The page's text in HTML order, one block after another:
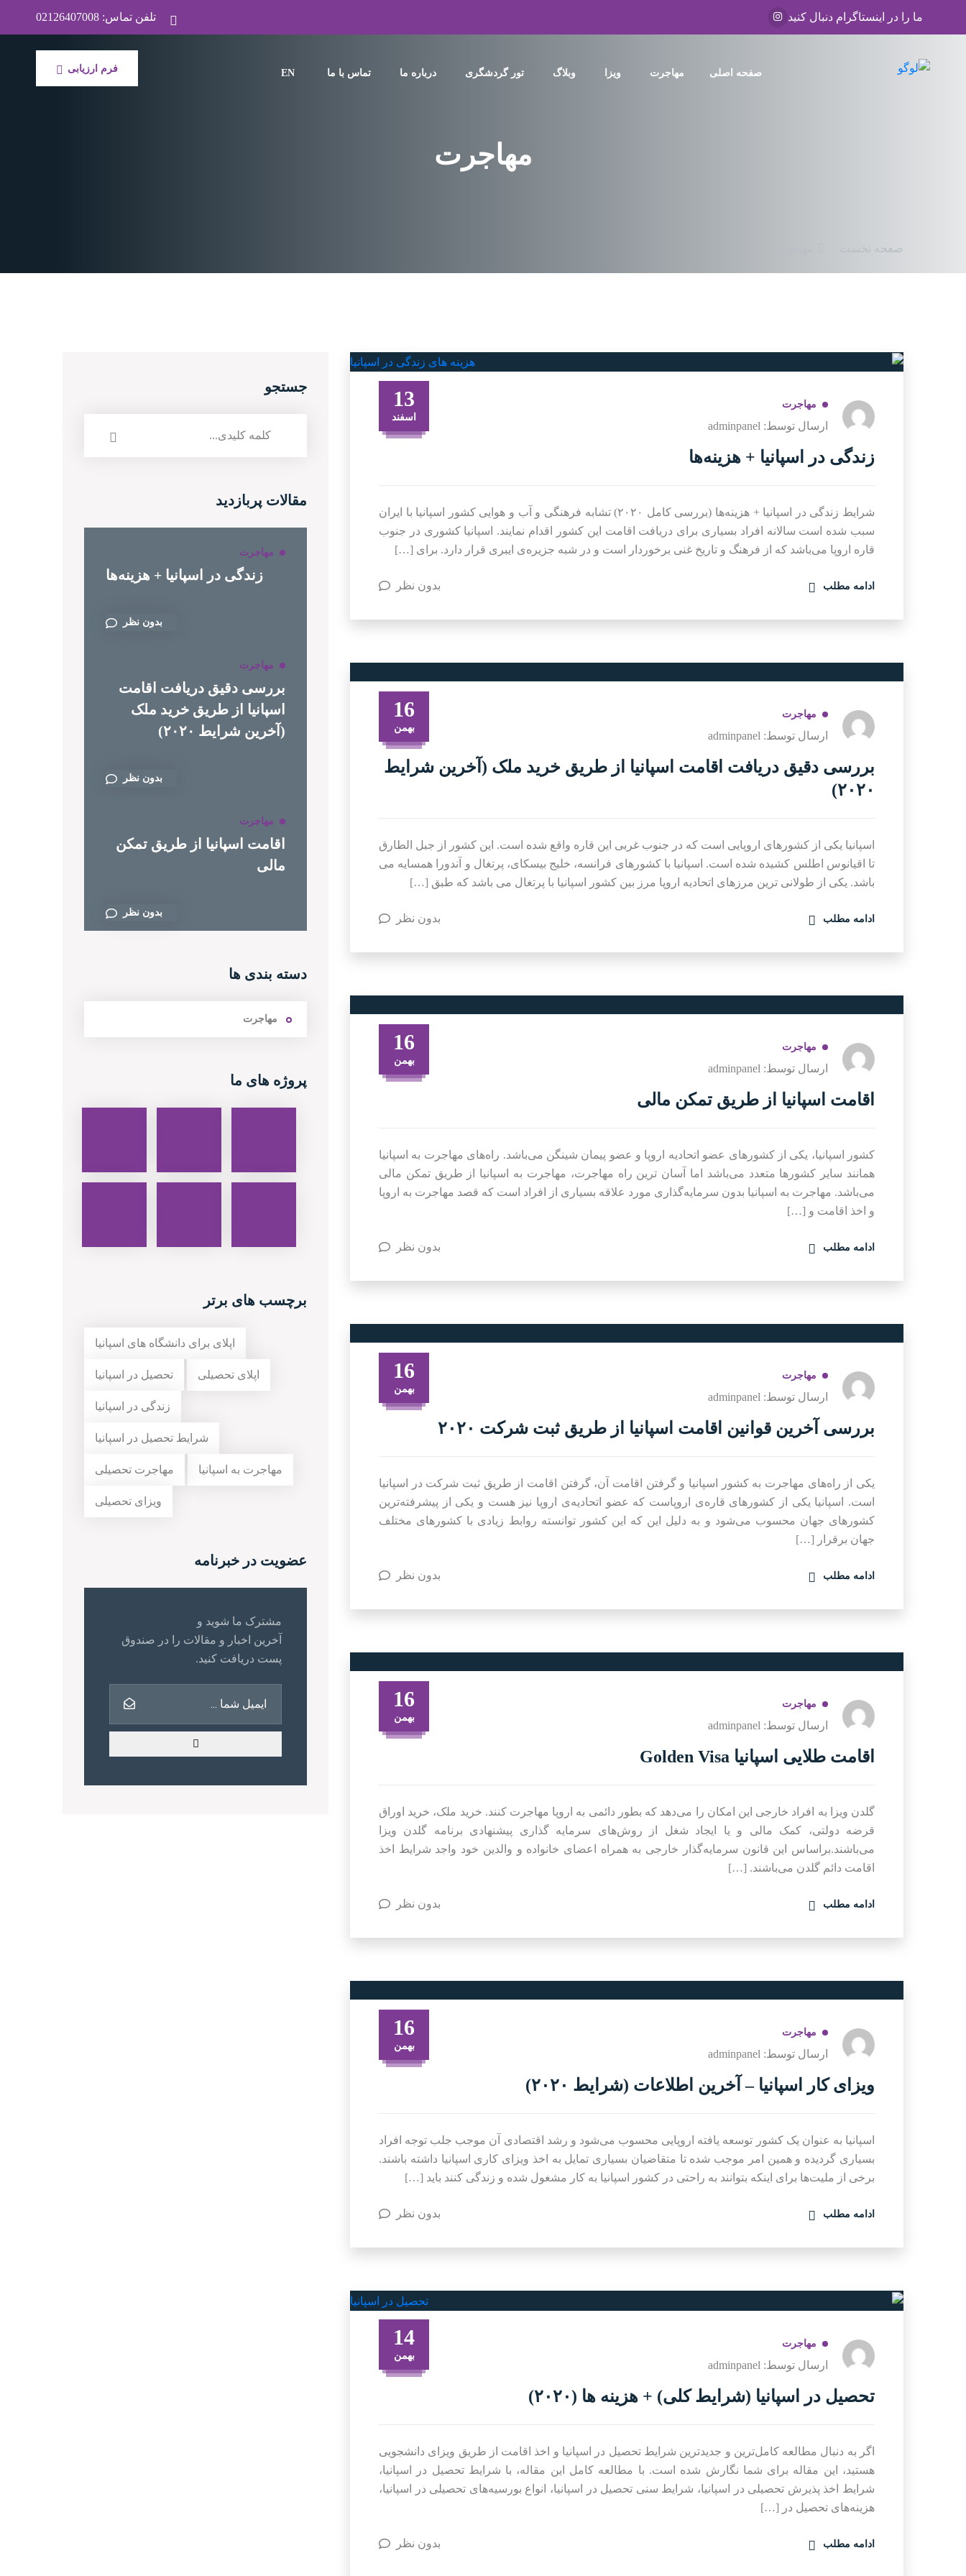
ما را در اینستاگرام دنبال کنید تلفن تماس: 02126407008
صفحه اصلی مهاجرت ویزا وبلاگ تور گردشگری درباره ما تماس با ما EN فرم ارزیابی
مهاجرت
صفحه نخست
13
اسفند
مهاجرت
ارسال توسط: adminpanel
زندگی در اسپانیا + هزینه‌ها
شرایط زندگی در اسپانیا + هزینه‌ها (بررسی کامل ۲۰۲۰) تشابه فرهنگی و آب و هوایی کشور اسپانیا با ایران
سبب شده است سالانه افراد بسیاری برای دریافت اقامت این کشور اقدام نمایند. اسپانیا کشوری در جنوب
قاره اروپا می‌باشد که از فرهنگ و تاریخ غنی برخوردار است و در شبه جزیره‌ی ایبری قرار دارد. برای […]
ادامه مطلب بدون نظر
16
بهمن
مهاجرت
ارسال توسط: adminpanel
بررسی دقیق دریافت اقامت اسپانیا از طریق خرید ملک (آخرین شرایط
۲۰۲۰)
اسپانیا یکی از کشورهای اروپایی است که در جنوب غربی این قاره واقع شده است. این کشور از جبل الطارق
تا اقیانوس اطلس کشیده شده است. اسپانیا با کشورهای فرانسه، خلیج بیسکای، پرتغال و آندورا همسایه می
باشد. یکی از طولانی ترین مرزهای اتحادیه اروپا مرز بین کشور اسپانیا با پرتغال می باشد که طبق […]
ادامه مطلب بدون نظر
16
بهمن
مهاجرت
ارسال توسط: adminpanel
اقامت اسپانیا از طریق تمکن مالی
کشور اسپانیا، یکی از کشورهای عضو اتحادیه اروپا و عضو پیمان شینگن می‌باشد. راه‌های مهاجرت به اسپانیا
همانند سایر کشورها متعدد می‌باشد اما آسان ترین راه مهاجرت، مهاجرت به اسپانیا از طریق تمکن مالی
می‌باشد. مهاجرت به اسپانیا بدون سرمایه‌گذاری مورد علاقه بسیاری از افراد است که قصد مهاجرت به اروپا
و اخذ اقامت و […]
ادامه مطلب بدون نظر
16
بهمن
مهاجرت
ارسال توسط: adminpanel
بررسی آخرین قوانین اقامت اسپانیا از طریق ثبت شرکت ۲۰۲۰
یکی از راه‌های مهاجرت به کشور اسپانیا و گرفتن اقامت آن، گرفتن اقامت از طریق ثبت شرکت در اسپانیا
است. اسپانیا یکی از کشورهای قاره‌ی اروپاست که عضو اتحادیه‌ی اروپا نیز هست و یکی از پیشرفته‌ترین
کشورهای جهان محسوب می‌شود و به دلیل این که این کشور توانسته روابط زیادی با کشورهای مختلف
جهان برقرار […]
ادامه مطلب بدون نظر
16
بهمن
مهاجرت
ارسال توسط: adminpanel
اقامت طلايى اسپانيا Golden Visa
گلدن ویزا به افراد خارجی این امکان را می‌دهد که بطور دائمی به اروپا مهاجرت کنند. خرید ملک، خرید اوراق
قرضه دولتی، کمک مالی و یا ایجاد شغل از روش‌های سرمایه گذاری پیشنهادی برنامه گلدن ویزا
می‌باشند.براساس این قانون سرمایه‌گذار خارجی به همراه اعضای خانواده و والدین خود واجد شرایط اخذ
اقامت دائم گلدن می‌باشند. […]
ادامه مطلب بدون نظر
16
بهمن
مهاجرت
ارسال توسط: adminpanel
ویزای کار اسپانیا – آخرین اطلاعات (شرایط ۲۰۲۰)
اسپانیا به عنوان یک کشور توسعه یافته اروپایی محسوب می‌شود و رشد اقتصادی آن موجب جلب توجه افراد
بسیاری گردیده و همین امر موجب شده تا متقاضیان بسیاری تمایل به اخذ ویزای کاری اسپانیا داشته باشند.
برخی از ملیت‌ها برای اینکه بتوانند به راحتی در کشور اسپانیا به کار مشغول شده و زندگی کنند باید […]
ادامه مطلب بدون نظر
14
بهمن
مهاجرت
ارسال توسط: adminpanel
تحصیل در اسپانیا (شرایط کلی) + هزینه ها (۲۰۲۰)
اگر به دنبال مطالعه کامل‌ترین و جدیدترین شرایط تحصیل در اسپانیا و اخذ اقامت از طریق ویزای دانشجویی
هستید، این مقاله برای شما نگارش شده است. با مطالعه کامل این مقاله، با شرایط تحصیل در اسپانیا،
شرایط اخذ پذیرش تحصیلی در اسپانیا، شرایط سنی تحصیل در اسپانیا، انواع بورسیه‌های تحصیلی در اسپانیا،
هزینه‌های تحصیل در […]
ادامه مطلب بدون نظر
جستجو
مقالات پربازدید
مهاجرت
زندگی در اسپانیا + هزینه‌ها
بدون نظر
مهاجرت
بررسی دقیق دریافت اقامت
اسپانیا از طریق خرید ملک
(آخرین شرایط ۲۰۲۰)
بدون نظر
مهاجرت
اقامت اسپانیا از طریق تمکن
مالی
بدون نظر
دسته بندی ها
مهاجرت
پروژه های ما
برچسب های برتر
اپلای برای دانشگاه های اسپانیا
اپلای تحصیلی
تحصیل در اسپانیا
زندگی در اسپانیا
شرایط تحصیل در اسپانیا
مهاجرت به اسپانیا
مهاجرت تحصیلی
ویزای تحصیلی
عضویت در خبرنامه
مشترک ما شوید و
آخرین اخبار و مقالات را در صندوق
پست دریافت کنید.